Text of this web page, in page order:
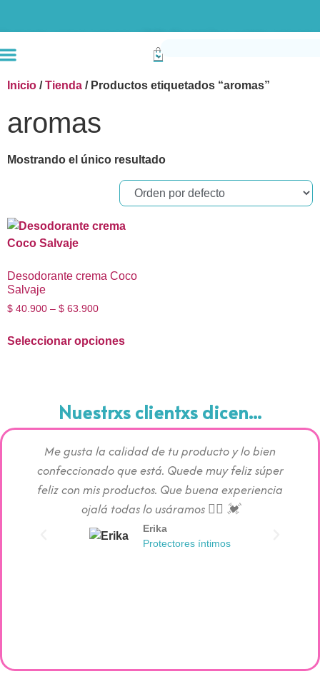
Inicio /Tienda / Productos etiquetados “aromas”
aromas
Mostrando el único resultado
Desodorante crema Coco
Salvaje
$ 40.900 – $ 63.900
Seleccionar opciones
Nuestrxs clientxs dicen...
Me gusta la calidad de tu producto y lo bien
confeccionado que está. Quede muy feliz súper
feliz con mis productos. Que buena experiencia
ojalá todas lo usáramos 👯‍♀️ 💓
Erika
Protectores íntimos